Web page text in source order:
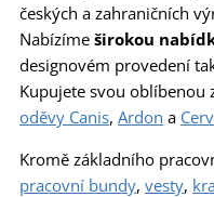
českých a zahraničních
Nabízíme širokou
designovém provedení
Kupujete svou oblíbenou
oděvy Canis, Ardon a
Kromě základního
pracovní bundy, vesty,